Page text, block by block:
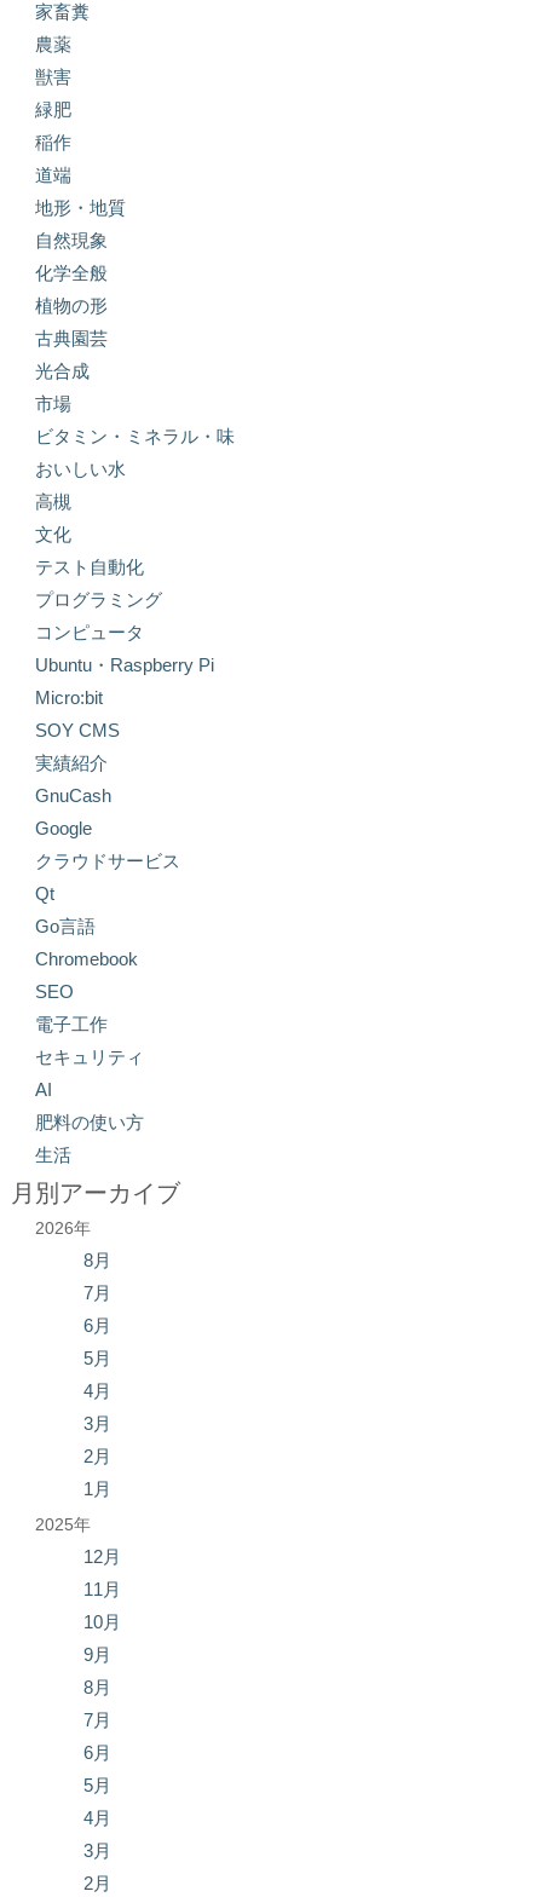
家畜糞
農薬
獣害
緑肥
稲作
道端
地形・地質
自然現象
化学全般
植物の形
古典園芸
光合成
市場
ビタミン・ミネラル・味
おいしい水
高槻
文化
テスト自動化
プログラミング
コンピュータ
Ubuntu・Raspberry Pi
Micro:bit
SOY CMS
実績紹介
GnuCash
Google
クラウドサービス
Qt
Go言語
Chromebook
SEO
電子工作
セキュリティ
AI
肥料の使い方
生活
月別アーカイブ
2026年
8月
7月
6月
5月
4月
3月
2月
1月
2025年
12月
11月
10月
9月
8月
7月
6月
5月
4月
3月
2月